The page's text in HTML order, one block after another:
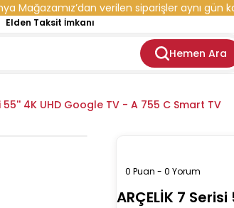
Mağazamız’dan verilen siparişler aynı gün
Elden Taksit İmkanı
Hemen Ara
55'' 4K UHD Google TV - A 755 C Smart TV
0 Puan - 0 Yorum
ARÇELİK 7